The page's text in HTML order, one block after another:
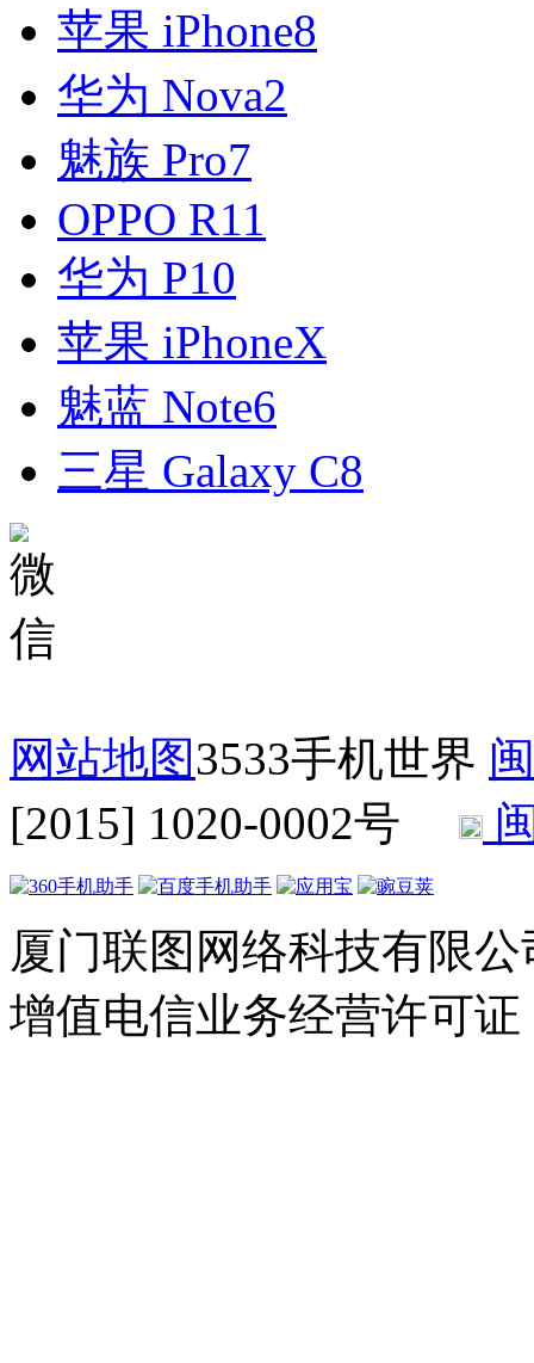
苹果 iPhone8
华为 Nova2
魅族 Pro7
OPPO R11
华为 P10
苹果 iPhoneX
魅蓝 Note6
三星 Galaxy C8
网站地图3533手机世界
[2015] 1020-0002号
厦门联图网络科技有限公
增值电信业务经营许可证